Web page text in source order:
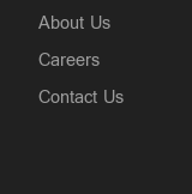
About Us
Careers
Contact Us